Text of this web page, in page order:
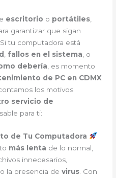
escritorio o portátiles
garantizar que sigan
tu computadora está
fallos en el sistema , o
debería , es momento
de PC en CDMX
los motivos
servicio de
para ti:
de Tu Computadora
más lenta de lo normal,
innecesarios,
la presencia devirus . Con